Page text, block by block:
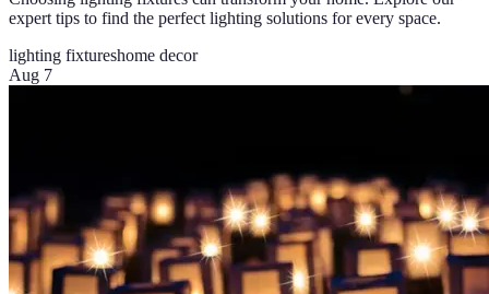
expert tips to find the perfect lighting solutions for every space.
lighting fixtureshome decor
Aug 7